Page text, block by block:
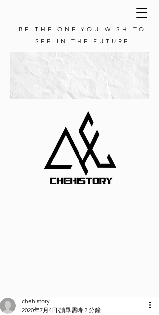
BE THE ONE YOU WISH TO
SEE IN THE FUTURE
chehistory
2020年7月4日 讀畢需時 2 分鐘